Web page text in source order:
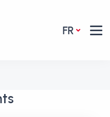
FR